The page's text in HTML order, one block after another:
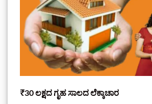
₹30 ಲಕ್ಷದ ಗೃಹ ಸಾಲದ ಲೆಕ್ಕಾಚಾರ